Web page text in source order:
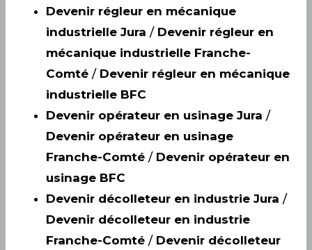
Devenir régleur en mécanique
industrielle Jura / Devenir régleur en
mécanique industrielle Franche-
Comté / Devenir régleur en mécanique
industrielle BFC
Devenir opérateur en usinage Jura /
Devenir opérateur en usinage
Franche-Comté / Devenir opérateur en
usinage BFC
Devenir décolleteur en industrie Jura /
Devenir décolleteur en industrie
Franche-Comté / Devenir décolleteur